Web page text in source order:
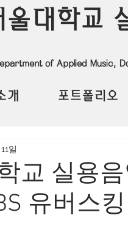
울대학교
of Applied Music,
개 포트폴리오
교 실용
유버스
일